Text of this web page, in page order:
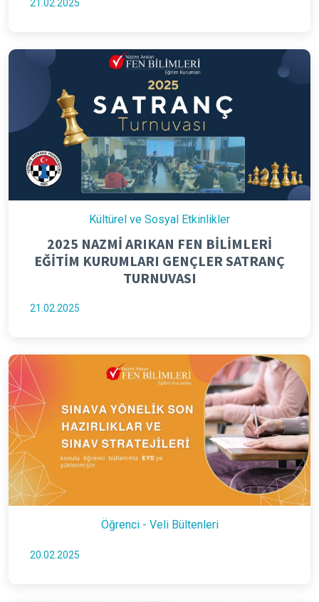
21.02.2025
Kültürel ve Sosyal Etkinlikler
2025 NAZMİ ARIKAN FEN BİLİMLERİ
EĞİTİM KURUMLARI GENÇLER SATRANÇ
TURNUVASI
21.02.2025
Öğrenci - Veli Bültenleri
20.02.2025